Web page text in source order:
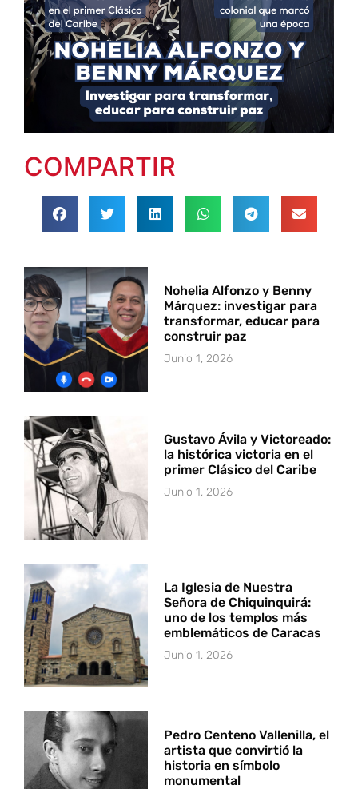
COMPARTIR
Nohelia Alfonzo y Benny
Márquez: investigar para
transformar, educar para
construir paz
Junio 1, 2026
Gustavo Ávila y Victoreado:
la histórica victoria en el
primer Clásico del Caribe
Junio 1, 2026
La Iglesia de Nuestra
Señora de Chiquinquirá:
uno de los templos más
emblemáticos de Caracas
Junio 1, 2026
Pedro Centeno Vallenilla, el
artista que convirtió la
historia en símbolo
monumental